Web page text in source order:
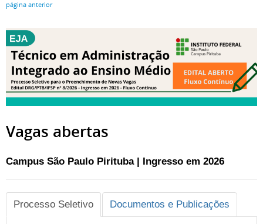
página anterior
Vagas abertas
Campus São Paulo Pirituba | Ingresso em 2026
Processo Seletivo Documentos e Publicações